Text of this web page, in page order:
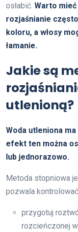
osłabić. Warto
rozjaśnianie
koloru, a włosy
łamanie.
Jakie są
utlenioną?
Woda utleniona
efekt ten można
lub jednorazowo.
Metoda stopniowa
pozwala
przygotuj
rozcieńczonej